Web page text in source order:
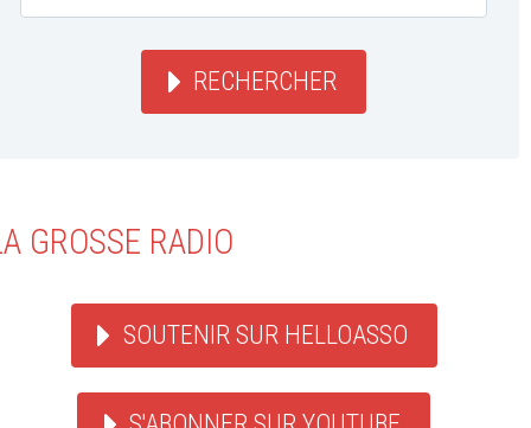
RECHERCHER
GROSSE RADIO
SOUTENIR SUR HELLOASSO